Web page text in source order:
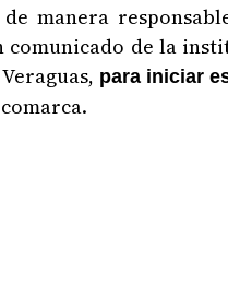
manera
comunicado de la
para iniciar